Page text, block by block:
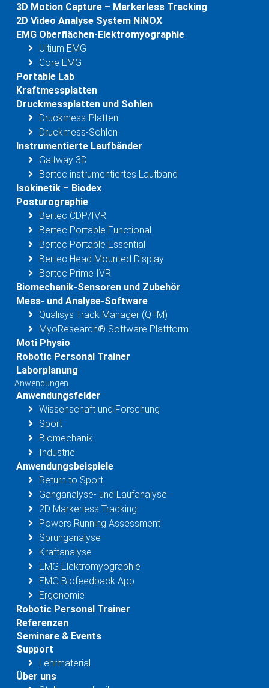
3D Motion Capture – Markerless Tracking
2D Video Analyse System NiNOX
EMG Oberflächen-Elektromyographie
Ultium EMG
Core EMG
Portable Lab
Kraftmessplatten
Druckmessplatten und Sohlen
Druckmess-Platten
Druckmess-Sohlen
Instrumentierte Laufbänder
Gaitway 3D
Bertec instrumentiertes Laufband
Isokinetik – Biodex
Posturographie
Bertec CDP/IVR
Bertec Portable Functional
Bertec Portable Essential
Bertec Head Mounted Display
Bertec Prime IVR
Biomechanik-Sensoren und Zubehör
Mess- und Analyse-Software
Qualisys Track Manager (QTM)
MyoResearch® Software Plattform
Moti Physio
Robotic Personal Trainer
Laborplanung
Anwendungen
Anwendungsfelder
Wissenschaft und Forschung
Sport
Biomechanik
Industrie
Anwendungsbeispiele
Return to Sport
Ganganalyse- und Laufanalyse
2D Markerless Tracking
Powers Running Assessment
Sprunganalyse
Kraftanalyse
EMG Elektromyographie
EMG Biofeedback App
Ergonomie
Robotic Personal Trainer
Referenzen
Seminare & Events
Support
Lehrmaterial
Über uns